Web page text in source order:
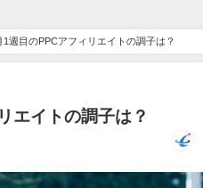
1週目のPPCアフィリエイトの調子は？
エイトの調子は？